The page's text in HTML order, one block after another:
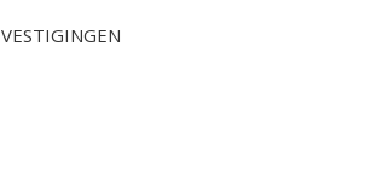
VESTIGINGEN